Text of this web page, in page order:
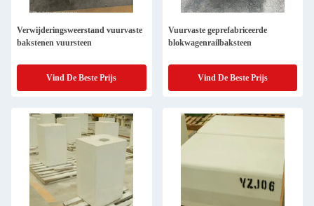
Verwijderingsweerstand vuurvaste
bakstenen vuursteen
Vind De Beste Prijs
Vuurvaste geprefabriceerde
blokwagenrailbaksteen
Vind De Beste Prijs